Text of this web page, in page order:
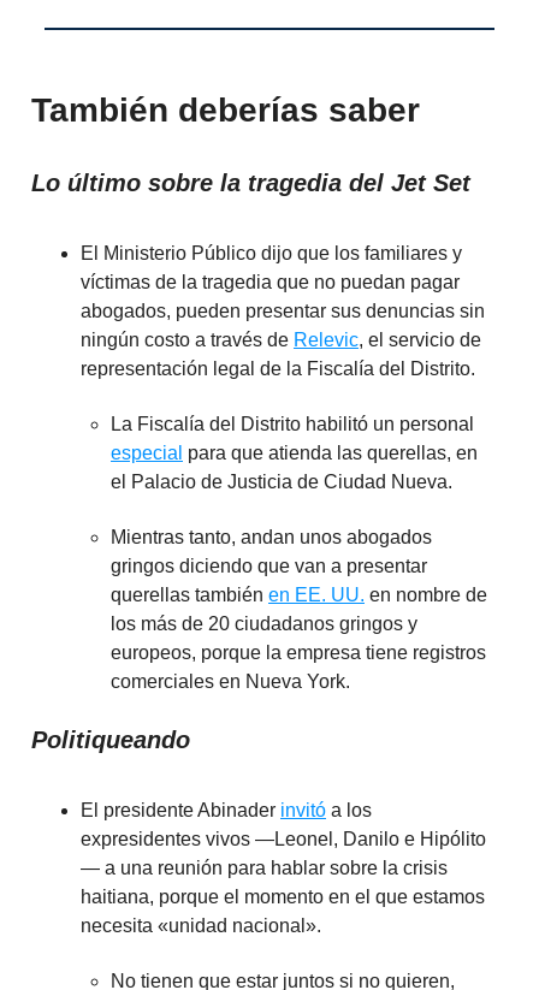
También deberías saber
Lo último sobre la tragedia del Jet Set
El Ministerio Público dijo que los familiares y
víctimas de la tragedia que no puedan pagar
abogados, pueden presentar sus denuncias sin
ningún costo a través de Relevic, el servicio de
representación legal de la Fiscalía del Distrito.
La Fiscalía del Distrito habilitó un personal
especial para que atienda las querellas, en
el Palacio de Justicia de Ciudad Nueva.
Mientras tanto, andan unos abogados
gringos diciendo que van a presentar
querellas también en EE. UU. en nombre de
los más de 20 ciudadanos gringos y
europeos, porque la empresa tiene registros
comerciales en Nueva York.
Politiqueando
El presidente Abinader invitó a los
expresidentes vivos —Leonel, Danilo e Hipólito
— a una reunión para hablar sobre la crisis
haitiana, porque el momento en el que estamos
necesita «unidad nacional».
No tienen que estar juntos si no quieren,